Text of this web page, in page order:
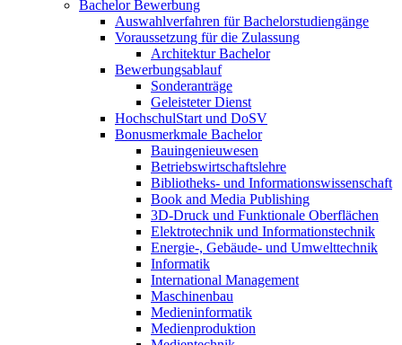
Bachelor Bewerbung
Auswahlverfahren für Bachelorstudiengänge
Voraussetzung für die Zulassung
Architektur Bachelor
Bewerbungsablauf
Sonderanträge
Geleisteter Dienst
HochschulStart und DoSV
Bonusmerkmale Bachelor
Bauingenieuwesen
Betriebswirtschaftslehre
Bibliotheks- und Informationswissenschaft
Book and Media Publishing
3D-Druck und Funktionale Oberflächen
Elektrotechnik und Informationstechnik
Energie-, Gebäude- und Umwelttechnik
Informatik
International Management
Maschinenbau
Medieninformatik
Medienproduktion